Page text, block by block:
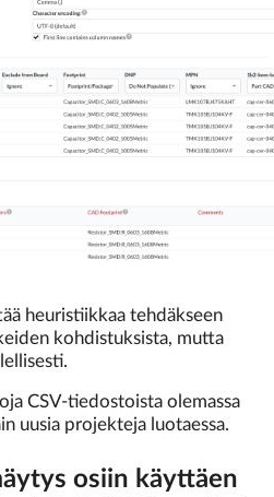
heuristiikkaa tehdäkseen
kohdistuksista, mutta
CSV-tiedostoista olemassa
uusia projekteja luotaessa.
osiin käyttäen